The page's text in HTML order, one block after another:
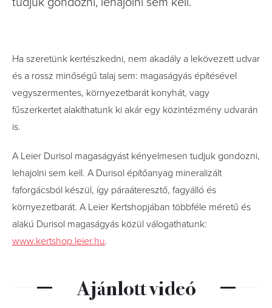
Ha szeretünk kertészkedni, nem akadály a lekövezett udvar
és a rossz minőségű talaj sem: magaságyás építésével
vegyszermentes, környezetbarát konyhát, vagy
fűszerkertet alakíthatunk ki akár egy közintézmény udvarán
is.
A Leier Durisol magaságyást kényelmesen tudjuk gondozni,
lehajolni sem kell. A Durisol építőanyag mineralizált
faforgácsból készül, így páraáteresztő, fagyálló és
környezetbarát. A Leier Kertshopjában többféle méretű és
alakú Durisol magaságyás közül válogathatunk:
www.kertshop.leier.hu.
Ajánlott videó